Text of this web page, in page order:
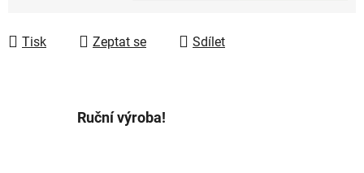
Tisk Zeptat se Sdílet
Ruční výroba!